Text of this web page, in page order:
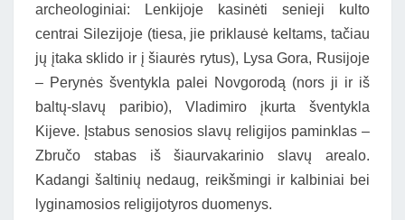
archeologiniai: Lenkijoje kasinėti senieji kulto
centrai Silezijoje (tiesa, jie priklausė keltams, tačiau
jų įtaka sklido ir į šiaurės rytus), Lysa Gora, Rusijoje
– Perynės šventykla palei Novgorodą (nors ji ir iš
baltų-slavų paribio), Vladimiro įkurta šventykla
Kijeve. Įstabus senosios slavų religijos paminklas –
Zbručo stabas iš šiaurvakarinio slavų arealo.
Kadangi šaltinių nedaug, reikšmingi ir kalbiniai bei
lyginamosios religijotyros duomenys.